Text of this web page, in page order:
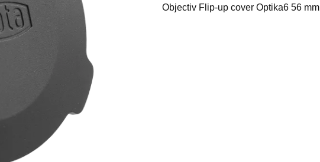
Objectiv Flip-up cover Optika6 56 mm